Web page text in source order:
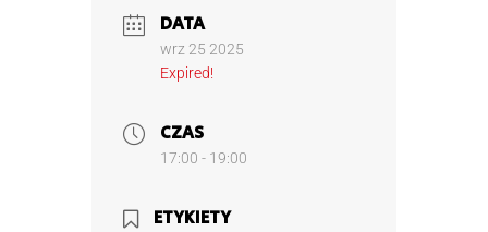
DATA
wrz 25 2025
Expired!
CZAS
17:00 - 19:00
ETYKIETY